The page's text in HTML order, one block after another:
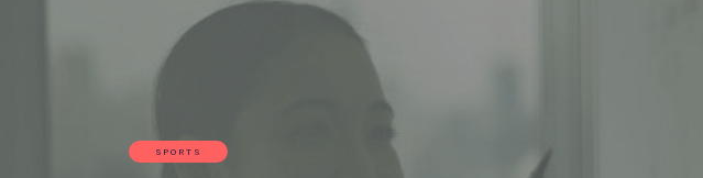
SPORTS